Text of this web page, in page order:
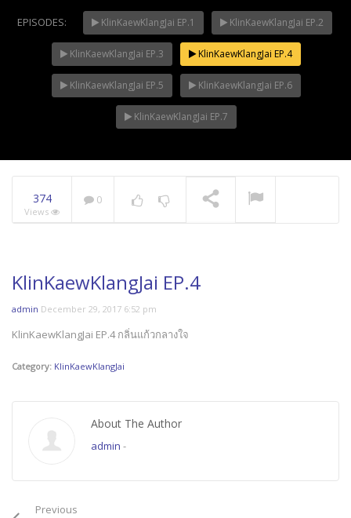
NOW PLAYING Mani Nakha Ep.14
EPISODES: KlinKaewKlangJai EP.1 KlinKaewKlangJai EP.2
KlinKaewKlangJai EP.3 KlinKaewKlangJai EP.4
KlinKaewKlangJai EP.5 KlinKaewKlangJai EP.6
KlinKaewKlangJai EP.7
374
Views
0
KlinKaewKlangJai EP.4
admin December 29, 2017 6:52 pm
KlinKaewKlangJai EP.4 กลิ่นแก้วกลางใจ
Category: KlinKaewKlangJai
About The Author
admin -
Previous